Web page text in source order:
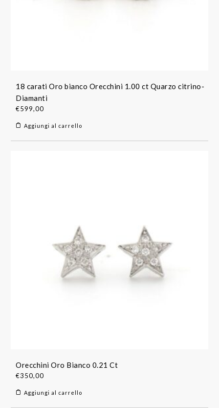
18 carati Oro bianco Orecchini 1.00 ct Quarzo citrino-
Diamanti
€599,00
Aggiungi al carrello
Orecchini Oro Bianco 0.21 Ct
€350,00
Aggiungi al carrello